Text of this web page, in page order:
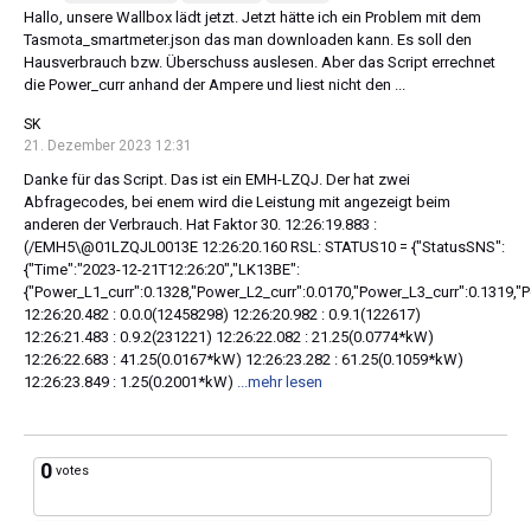
Hallo, unsere Wallbox lädt jetzt. Jetzt hätte ich ein Problem mit dem
Tasmota_smartmeter.json das man downloaden kann. Es soll den
Hausverbrauch bzw. Überschuss auslesen. Aber das Script errechnet
die Power_curr anhand der Ampere und liest nicht den ...
SK
21. Dezember 2023 12:31
Danke für das Script. Das ist ein EMH-LZQJ. Der hat zwei
Abfragecodes, bei enem wird die Leistung mit angezeigt beim
anderen der Verbrauch. Hat Faktor 30. 12:26:19.883 :
(/EMH5\@01LZQJL0013E 12:26:20.160 RSL: STATUS10 = {"StatusSNS":
{"Time":"2023-12-21T12:26:20","LK13BE":
12:26:20.482 : 0.0.0(12458298) 12:26:20.982 : 0.9.1(122617)
12:26:21.483 : 0.9.2(231221) 12:26:22.082 : 21.25(0.0774*kW)
12:26:22.683 : 41.25(0.0167*kW) 12:26:23.282 : 61.25(0.1059*kW)
12:26:23.849 : 1.25(0.2001*kW) ...mehr lesen
0 votes